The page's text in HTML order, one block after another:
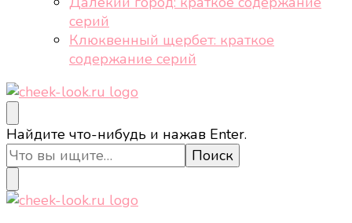
серий
Клюквенный щербет: краткое
содержание серий
cheek-look.ru
Женский сайт о звездах и кино, а также трендах,
здоровом образе жизни, спорте, стиле, отдыхе и
еде.
Ищите
что-
то?
Найдите что-нибудь и нажав Enter.